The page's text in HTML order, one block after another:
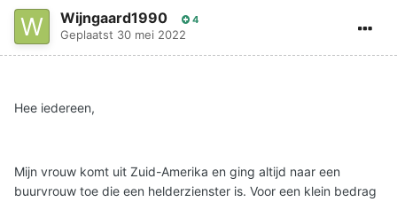
Wijngaard1990 4
Geplaatst 30 mei 2022
Hee iedereen,
Mijn vrouw komt uit Zuid-Amerika en ging altijd naar een
buurvrouw toe die een helderzienster is. Voor een klein bedrag